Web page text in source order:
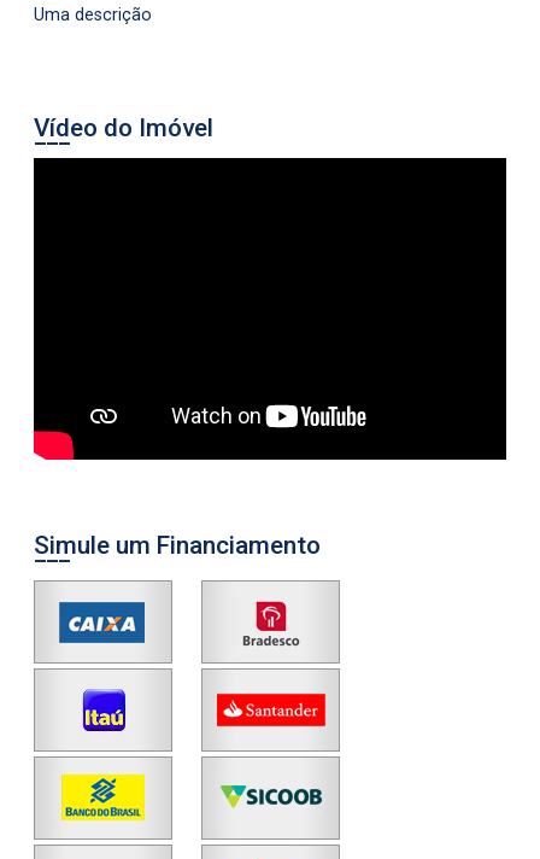
Uma descrição
Vídeo do Imóvel
Simule um Financiamento